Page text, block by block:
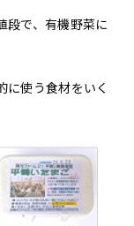
段で、有機野菜に
に使う食材をいく